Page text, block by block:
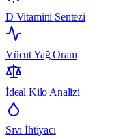
D Vitamini Sentezi
Vücut Yağ Oranı
İdeal Kilo Analizi
Sıvı İhtiyacı